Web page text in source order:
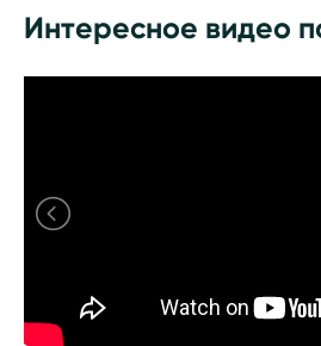
Интересное видео